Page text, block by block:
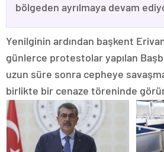
bölgeden ayrılmaya devam
Yenilginin ardından başkent
günlerce protestolar yapılan
uzun süre sonra cepheye
birlikte bir cenaze töreninde